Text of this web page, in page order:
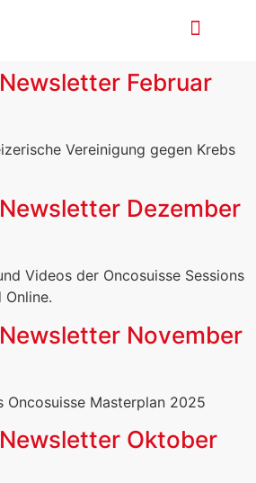
Februar
Vereinigung gegen Krebs
Dezember
Videos der Oncosuisse Sessions
November
Oncosuisse Masterplan 2025
Oktober